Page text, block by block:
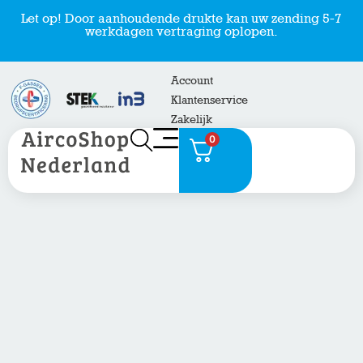
Let op! Door aanhoudende drukte kan uw zending 5-7
werkdagen vertraging oplopen.
Account
Klantenservice
Zakelijk
0